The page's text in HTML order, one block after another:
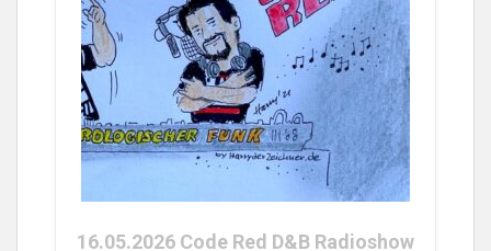
25.04.2026 Code Red FM Radioshow
w/ Tobs Turvy